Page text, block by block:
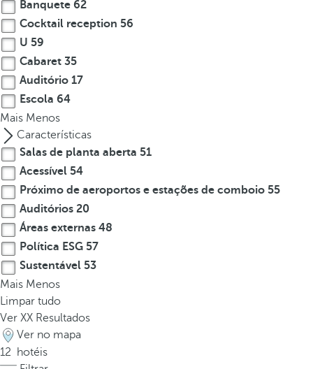
w
n
a
r
r
o
w
k
e
t
o
n
a
v
i
g
a
t
e
t
o
Banquete 62
Cocktail reception 56
U 59
Cabaret 35
Auditório 17
Escola 64
Mais Menos
Características
Salas de planta aberta 51
Acessível 54
Próximo de aeroportos e estações de comboio 55
Auditórios 20
Áreas externas 48
Política ESG 57
Sustentável 53
Mais Menos
Limpar tudo
Ver XX Resultados
Ver no mapa
12
hotéis